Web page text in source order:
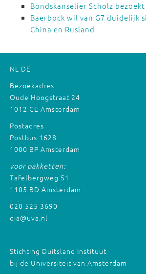
Bondskanselier Scholz
Baerbock wil van G7 duidelijk
China en Rusland
NL DE
Bezoekadres
Oude Hoogstraat 24
1012 CE Amsterdam
Postadres
Postbus 1628
1000 BP Amsterdam
voor pakketten:
Tafelbergweg 51
1105 BD Amsterdam
020 525 3690
dia@uva.nl
Stichting Duitsland Instituut
bij de Universiteit van Amsterdam